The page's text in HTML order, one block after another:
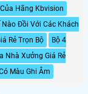
Hãng Kbvision
Đồi Với Các Khách
Rẻ Trọn Bộ
Bộ 4
Nhà Xưởng Giá Rẻ
Màu Ghi Âm